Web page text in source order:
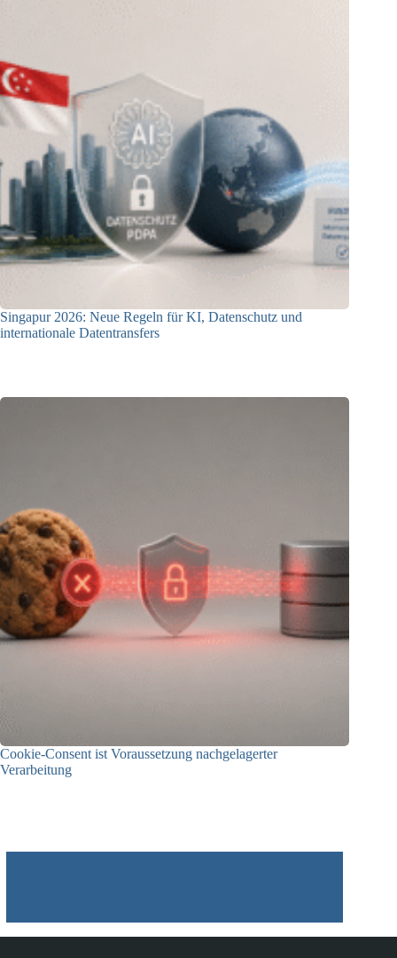
Singapur 2026: Neue Regeln für KI, Datenschutz und
internationale Datentransfers
Cookie-Consent ist Voraussetzung nachgelagerter
Verarbeitung